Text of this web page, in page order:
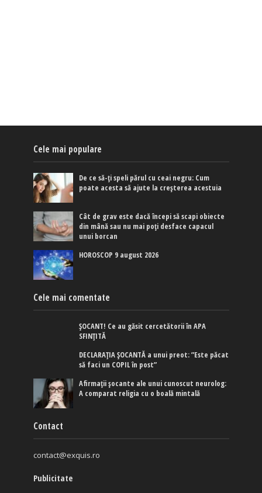
Cele mai populare
De ce să-ți speli părul cu ceai negru: Cum
poate acesta să ajute la creșterea acestuia
Cât de grav este dacă începi să scapi obiecte
din mână sau nu mai poți desface capacul
unui borcan
HOROSCOP 9 august 2026
Cele mai comentate
ȘOCANT! Ce au găsit cercetătorii în APA
SFINȚITĂ
DECLARAȚIA ȘOCANTĂ a unui preot: ”Este păcat
să faci un COPIL în post”
Afirmaţii şocante ale unui cunoscut neurolog:
A comparat religia cu o boală mintală
Contact
contact@exquis.ro
Publicitate